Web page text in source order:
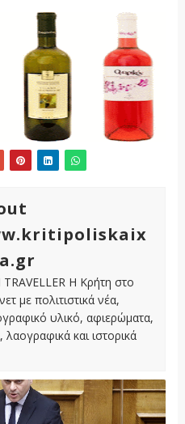
TRAVELLER Η Κρήτη στο
με πολιτιστικά νέα,
υλικό, αφιερώματα,
και ιστορικά